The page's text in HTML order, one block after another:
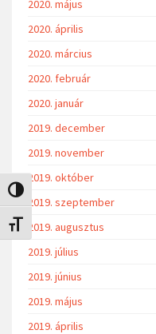
Nagy kontraszt váltása
Betűméret váltása
2020. május
2020. április
2020. március
2020. február
2020. január
2019. december
2019. november
2019. október
2019. szeptember
2019. augusztus
2019. július
2019. június
2019. május
2019. április